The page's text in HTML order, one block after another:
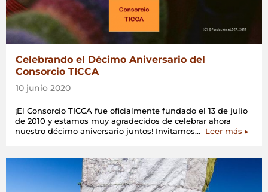
Celebrando el Décimo Aniversario del
Consorcio TICCA
10 junio 2020
¡El Consorcio TICCA fue oficialmente fundado el 13 de julio
de 2010 y estamos muy agradecidos de celebrar ahora
nuestro décimo aniversario juntos! Invitamos… Leer más ▸